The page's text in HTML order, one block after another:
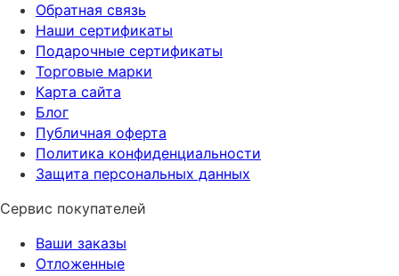
Обратная связь
Наши сертификаты
Подарочные сертификаты
Торговые марки
Карта сайта
Блог
Публичная оферта
Политика конфиденциальности
Защита персональных данных
Сервис покупателей
Ваши заказы
Отложенные